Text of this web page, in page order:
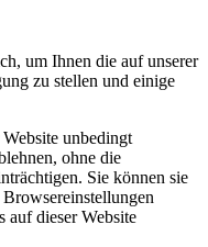
um Ihnen die auf unserer
zu stellen und einige
unbedingt
ohne die
Sie können sie
auf dieser Website